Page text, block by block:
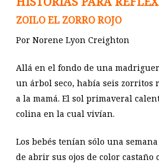
ZOILO EL ZORRO ROJO
Por Norene Lyon Creighton
Allá en el fondo de una
un árbol seco, había seis zorritos
a la mamá. El sol primaveral
colina en la cual vivían.
Los bebés tenían sólo una
de abrir sus ojos de color castaño